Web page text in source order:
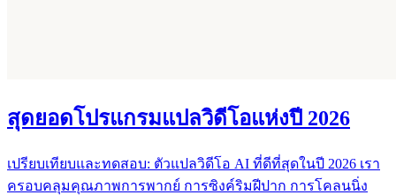
สุดยอดโปรแกรมแปลวิดีโอแห่งปี 2026
เปรียบเทียบและทดสอบ: ตัวแปลวิดีโอ AI ที่ดีที่สุดในปี 2026 เรา
ครอบคลุมคุณภาพการพากย์ การซิงค์ริมฝีปาก การโคลนนิ่ง